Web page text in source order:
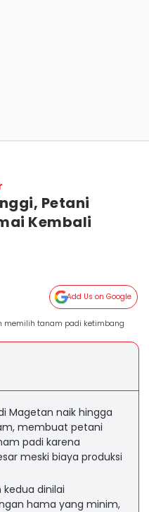
Petani
Kembali
Add Us on Google
memilih tanam padi ketimbang
Magetan naik hingga
membuat petani
padi karena
meski biaya produksi
dinilai
hama yang minim,